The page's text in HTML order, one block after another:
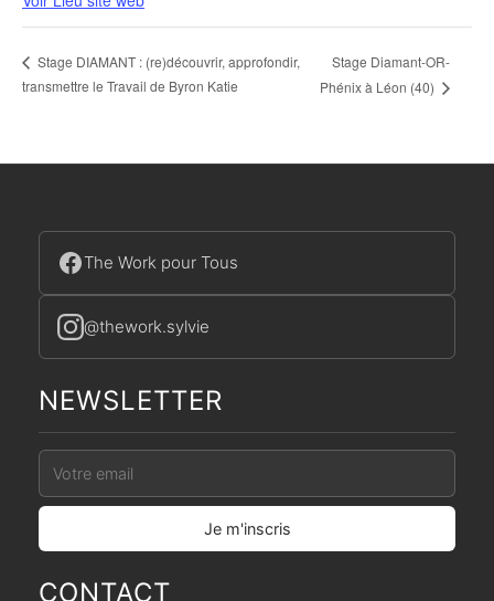
Stage DIAMANT : (re)découvrir, approfondir,
transmettre le Travail de Byron Katie
Stage Diamant-OR-
Phénix à Léon (40)
The Work pour Tous
@thework.sylvie
NEWSLETTER
CONTACT